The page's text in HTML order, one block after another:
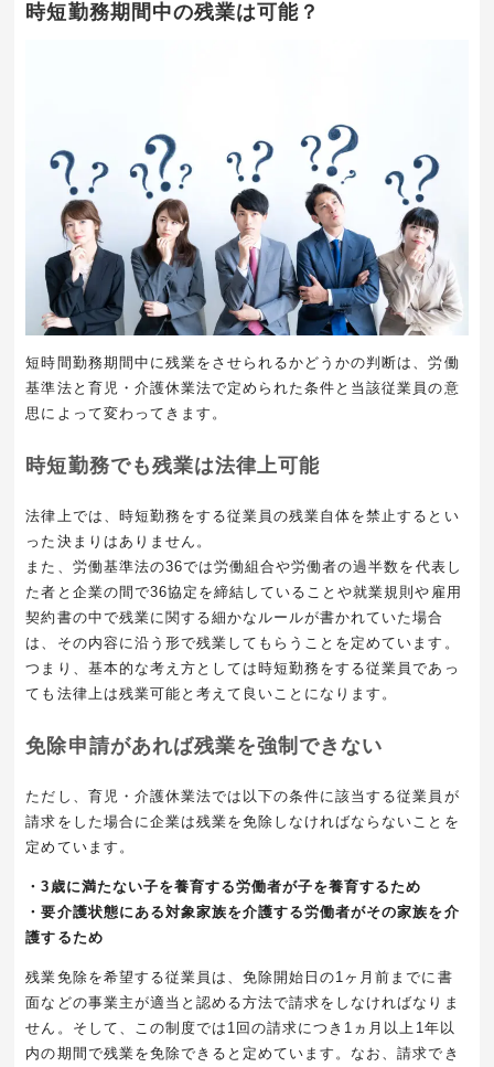
時短勤務期間中の残業は可能？
短時間勤務期間中に残業をさせられるかどうかの判断は、労働
基準法と育児・介護休業法で定められた条件と当該従業員の意
思によって変わってきます。
時短勤務でも残業は法律上可能
法律上では、時短勤務をする従業員の残業自体を禁止するとい
った決まりはありません。
また、労働基準法の36では労働組合や労働者の過半数を代表し
た者と企業の間で36協定を締結していることや就業規則や雇用
契約書の中で残業に関する細かなルールが書かれていた場合
は、その内容に沿う形で残業してもらうことを定めています。
つまり、基本的な考え方としては時短勤務をする従業員であっ
ても法律上は残業可能と考えて良いことになります。
免除申請があれば残業を強制できない
ただし、育児・介護休業法では以下の条件に該当する従業員が
請求をした場合に企業は残業を免除しなければならないことを
定めています。
・3歳に満たない子を養育する労働者が子を養育するため
・要介護状態にある対象家族を介護する労働者がその家族を介
護するため
残業免除を希望する従業員は、免除開始日の1 ヶ月前までに書
面などの事業主が適当と認める方法で請求をしなければなりま
せん。そして、この制度では 1 回の請求につき 1 ヵ月以上 1 年以
内の期間で残業を免除できると定めています。なお、請求でき